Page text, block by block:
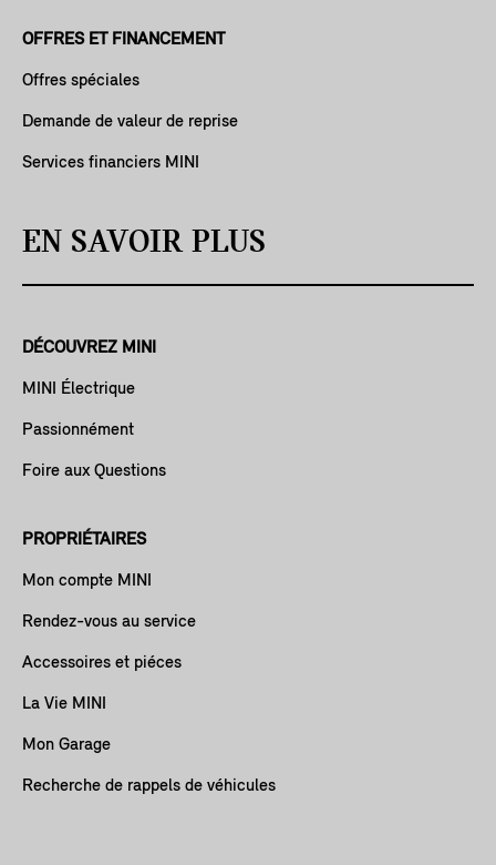
OFFRES ET FINANCEMENT
Offres spéciales
Demande de valeur de reprise
Services financiers MINI
EN SAVOIR PLUS
DÉCOUVREZ MINI
MINI Électrique
Passionnément
Foire aux Questions
PROPRIÉTAIRES
Mon compte MINI
Rendez-vous au service
Accessoires et piéces
La Vie MINI
Mon Garage
Recherche de rappels de véhicules